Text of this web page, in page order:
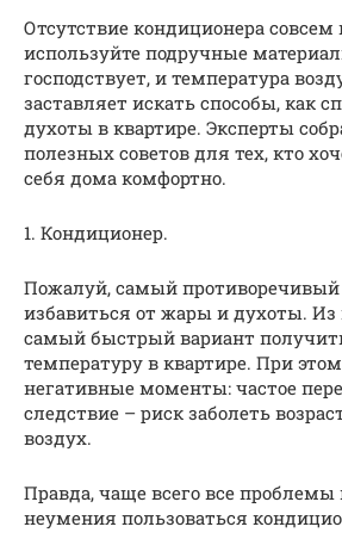
Отсутствие кондиционера совсем
используйте подручные
господствует, и температура
заставляет искать способы, как
духоты в квартире. Эксперты
полезных советов для тех, кто
себя дома комфортно.
1. Кондиционер.
Пожалуй, самый противоречивый
избавиться от жары и духоты.
самый быстрый вариант
температуру в квартире. При
негативные моменты: частое
следствие – риск заболеть
воздух.
Правда, чаще всего все проблемы
неумения пользоваться